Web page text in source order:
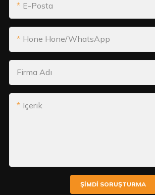
E-Posta
Hone Hone/WhatsApp
Firma Adı
Içerik
ŞIMDI SORUŞTURMA